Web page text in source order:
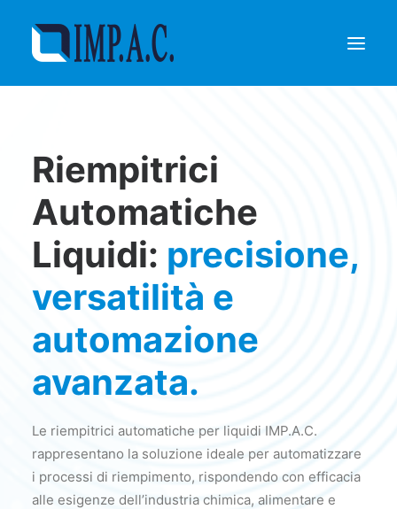
Confezionamento
Agenti
Referenze
Contatti
Riempitrici
Automatiche
Liquidi: precisione,
versatilità e
automazione
avanzata.
Le riempitrici automatiche per liquidi IMP.A.C.
rappresentano la soluzione ideale per automatizzare
i processi di riempimento, rispondendo con efficacia
alle esigenze dell’industria chimica, alimentare e